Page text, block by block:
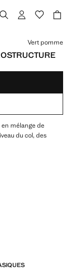
Vert pomme
mélange de
du col, des